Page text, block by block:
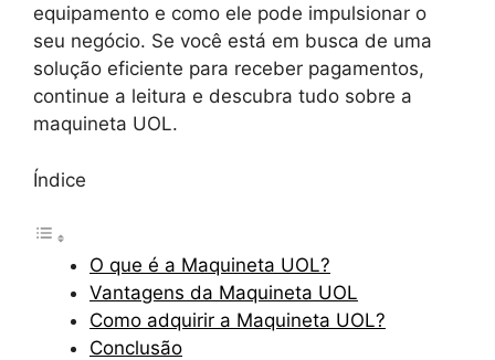
equipamento e como ele pode impulsionar o
seu negócio. Se você está em busca de uma
solução eficiente para receber pagamentos,
continue a leitura e descubra tudo sobre a
maquineta UOL.
Índice
O que é a Maquineta UOL?
Vantagens da Maquineta UOL
Como adquirir a Maquineta UOL?
Conclusão